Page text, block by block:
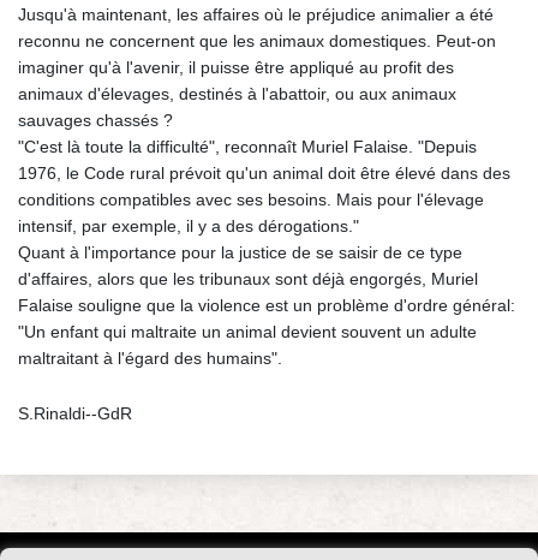
Jusqu'à maintenant, les affaires où le préjudice animalier a été
reconnu ne concernent que les animaux domestiques. Peut-on
imaginer qu'à l'avenir, il puisse être appliqué au profit des
animaux d'élevages, destinés à l'abattoir, ou aux animaux
sauvages chassés ?
"C'est là toute la difficulté", reconnaît Muriel Falaise. "Depuis
1976, le Code rural prévoit qu'un animal doit être élevé dans des
conditions compatibles avec ses besoins. Mais pour l'élevage
intensif, par exemple, il y a des dérogations."
Quant à l'importance pour la justice de se saisir de ce type
d'affaires, alors que les tribunaux sont déjà engorgés, Muriel
Falaise souligne que la violence est un problème d'ordre général:
"Un enfant qui maltraite un animal devient souvent un adulte
maltraitant à l'égard des humains".
S.Rinaldi--GdR